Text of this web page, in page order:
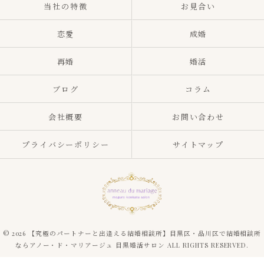
当社の特徴 お見合い
恋愛 成婚
再婚 婚活
ブログ コラム
会社概要 お問い合わせ
プライバシーポリシー サイトマップ
© 2026 【究極のパートナーと出逢える結婚相談所】目黒区・品川区で結婚相談所
ならアノー・ド・マリアージュ 目黒婚活サロン ALL RIGHTS RESERVED.